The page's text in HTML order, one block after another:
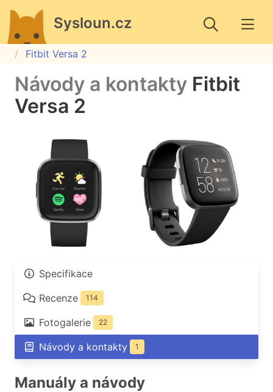
Sysloun.cz
Fitbit Versa 2
Návody a kontakty Fitbit
Versa 2
Specifikace
Recenze
114
Fotogalerie 22
Návody a kontakty 1
Manuály a návody